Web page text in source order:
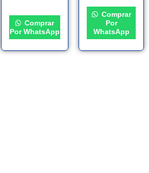
página
de
producto
Comprar
Por WhatsApp
Comprar
Por
WhatsApp